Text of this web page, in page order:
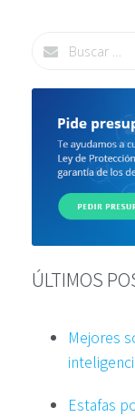
ÚLTIMOS
Mejores
Estafas